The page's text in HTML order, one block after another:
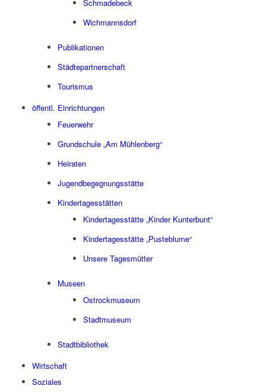
Schmadebeck
Wichmannsdorf
Publikationen
Städtepartnerschaft
Tourismus
öffentl. Einrichtungen
Feuerwehr
Grundschule „Am Mühlenberg“
Heiraten
Jugendbegegnungsstätte
Kindertagesstätten
Kindertagesstätte „Kinder Kunterbunt“
Kindertagesstätte „Pusteblume“
Unsere Tagesmütter
Museen
Ostrockmuseum
Stadtmuseum
Stadtbibliothek
Wirtschaft
Soziales